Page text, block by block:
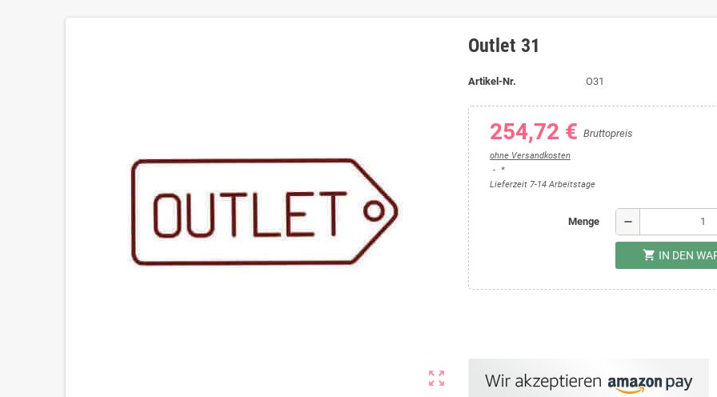
zoom_out_map
Outlet 31
Artikel-Nr. O31
254,72 € Bruttopreis
ohne Versandkosten
*
Lieferzeit 7-14 Arbeitstage
Menge remove
shopping_cart IN DEN